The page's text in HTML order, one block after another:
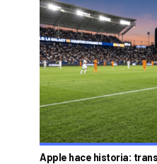
Apple hace historia: